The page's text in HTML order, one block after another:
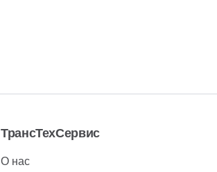
ТрансТехСервис
О нас